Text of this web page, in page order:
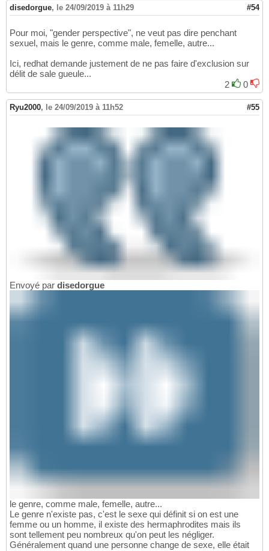
disedorgue, le 24/09/2019 à 11h29 #54
Pour moi, "gender perspective", ne veut pas dire penchant
sexuel, mais le genre, comme male, femelle, autre...
Ici, redhat demande justement de ne pas faire d'exclusion sur
délit de sale gueule...
2
0
Ryu2000, le 24/09/2019 à 11h52 #55
Envoyé par disedorgue
le genre, comme male, femelle, autre...
Le genre n'existe pas, c'est le sexe qui définit si on est une
femme ou un homme, il existe des hermaphrodites mais ils
sont tellement peu nombreux qu'on peut les négliger.
Généralement quand une personne change de sexe, elle était